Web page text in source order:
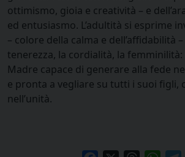
ottimismo, gioia e creatività – e
ed entusiasmo. L’adultità si esprime
– colore della calma e dell’affidabilità
tenerezza, la cordialità, la femminilità:
Madre capace di generare alla fede
e pronta a vegliare su tutti i suoi figli,
nell’unità.